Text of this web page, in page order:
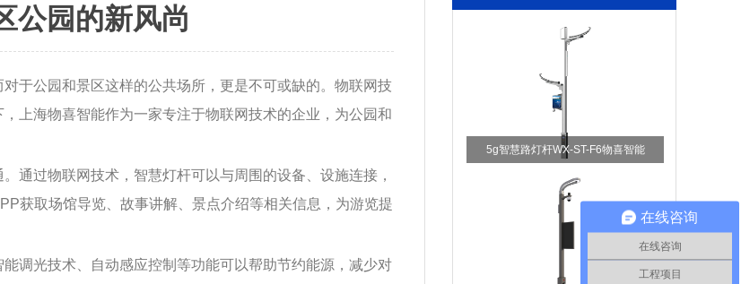
公园的新风尚
于公园和景区这样的公共场所，更是不可或缺的。物联网技
上海物喜智能作为一家专注于物联网技术的企业，为公园和
通过物联网技术，智慧灯杆可以与周围的设备、设施连接，
获取场馆导览、故事讲解、景点介绍等相关信息，为游览提
调光技术、自动感应控制等功能可以帮助节约能源，减少对
5g智慧路灯杆WX-ST-F6物喜智能
在线咨询
在线咨询
工程项目